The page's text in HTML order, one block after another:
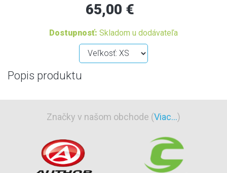
65,00 €
Dostupnosť: Skladom u dodávateľa
Popis produktu
Značky v našom obchode (Viac...)